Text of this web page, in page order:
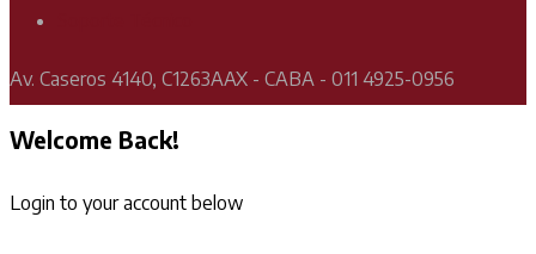
Av. Caseros 4140, C1263AAX - CABA - 011 4925-0956
Welcome Back!
Login to your account below